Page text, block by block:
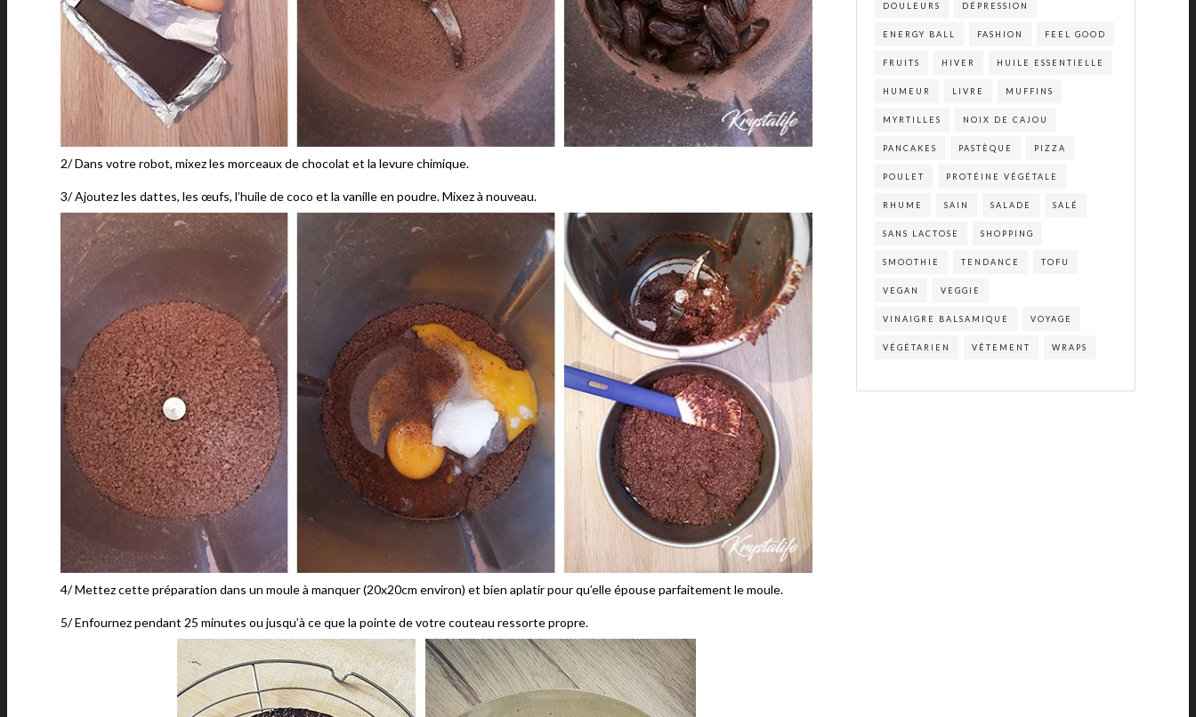
2/ Dans votre robot, mixez les morceaux de chocolat et la levure chimique.
3/ Ajoutez les dattes, les œufs, l’huile de coco et la vanille en poudre. Mixez à nouveau.
4/ Mettez cette préparation dans un moule à manquer (20x20cm environ) et bien aplatir pour qu’elle épouse parfaitement le moule.
5/ Enfournez pendant 25 minutes ou jusqu’à ce que la pointe de votre couteau ressorte propre.
DOULEURS DÉPRESSION
ENERGY BALL FASHION FEEL GOOD
FRUITS HIVER HUILE ESSENTIELLE
HUMEUR LIVRE MUFFINS
MYRTILLES NOIX DE CAJOU
PANCAKES PASTÈQUE PIZZA
POULET PROTÉINE VÉGÉTALE
RHUME SAIN SALADE SALÉ
SANS LACTOSE SHOPPING
SMOOTHIE TENDANCE TOFU
VEGAN VEGGIE
VINAIGRE BALSAMIQUE VOYAGE
VÉGÉTARIEN VÊTEMENT WRAPS